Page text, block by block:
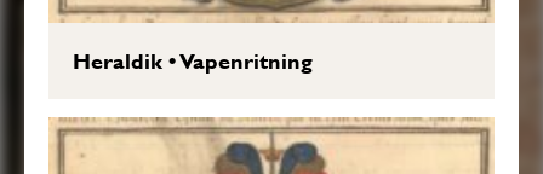
Heraldik•Vapenritning